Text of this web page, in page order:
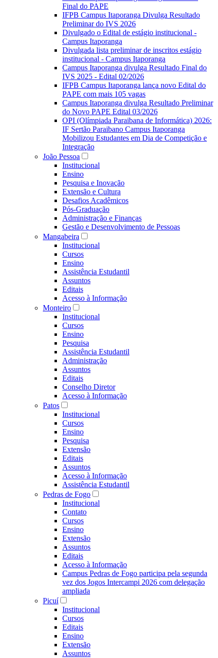
Final do PAPE
IFPB Campus Itaporanga Divulga Resultado
Preliminar do IVS 2026
Divulgado o Edital de estágio institucional -
Campus Itaporanga
Divulgada lista preliminar de inscritos estágio
institucional - Campus Itaporanga
Campus Itaporanga divulga Resultado Final do
IVS 2025 - Edital 02/2026
IFPB Campus Itaporanga lança novo Edital do
PAPE com mais 105 vagas
Campus Itaporanga divulga Resultado Preliminar
do Novo PAPE Edital 03/2026
OPI (Olímpiada Paraibana de Informática) 2026:
IF Sertão Paraibano Campus Itaporanga
Mobilizou Estudantes em Dia de Competição e
Integração
João Pessoa
Institucional
Ensino
Pesquisa e Inovação
Extensão e Cultura
Desafios Acadêmicos
Pós-Graduação
Administração e Finanças
Gestão e Desenvolvimento de Pessoas
Mangabeira
Institucional
Cursos
Ensino
Assistência Estudantil
Assuntos
Editais
Acesso à Informação
Monteiro
Institucional
Cursos
Ensino
Pesquisa
Assistência Estudantil
Administração
Assuntos
Editais
Conselho Diretor
Acesso à Informação
Patos
Institucional
Cursos
Ensino
Pesquisa
Extensão
Editais
Assuntos
Acesso à Informação
Assistência Estudantil
Pedras de Fogo
Institucional
Contato
Cursos
Ensino
Extensão
Assuntos
Editais
Acesso à Informação
Campus Pedras de Fogo participa pela segunda
vez dos Jogos Intercampi 2026 com delegação
ampliada
Picuí
Institucional
Cursos
Editais
Ensino
Extensão
Assuntos